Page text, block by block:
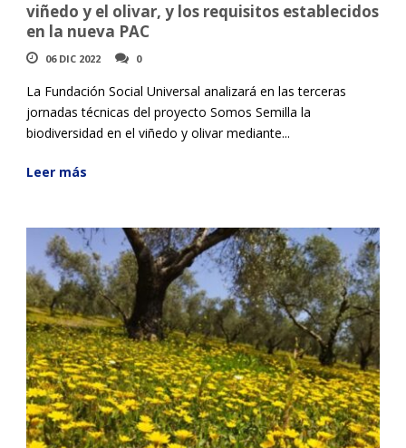
viñedo y el olivar, y los requisitos establecidos
en la nueva PAC
06 DIC 2022 0
La Fundación Social Universal analizará en las terceras
jornadas técnicas del proyecto Somos Semilla la
biodiversidad en el viñedo y olivar mediante...
Leer más